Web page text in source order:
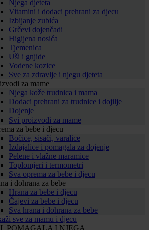
Njega djeteta
Vitamini i dodaci prehrani za djecu
Izbijanje zubića
Grčevi dojenčadi
Higijena nosića
Tjemenica
Uši i gnjide
Vodene kozice
Sve za zdravlje i njegu djeteta
za mame
Njega kože trudnica i mama
Dodaci prehrani za trudnice i dojilje
Dojenje
Svi proizvodi za mame
za bebe i djecu
Bočice, sisači, varalice
Izdajalice i pomagala za dojenje
Pelene i vlažne maramice
Toplomjeri i termometri
Sva oprema za bebe i djecu
i dohrana za bebe
Hrana za bebe i djecu
Čajevi za bebe i djecu
Sva hrana i dohrana za bebe
sve za mamu i djecu
POMAGALA I NJEGA